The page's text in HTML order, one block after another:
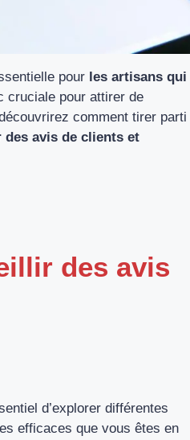
pour les artisans qui
cruciale pour attirer de
comment tirer parti
des avis de clients et
des avis
d’explorer différentes
efficaces que vous êtes en